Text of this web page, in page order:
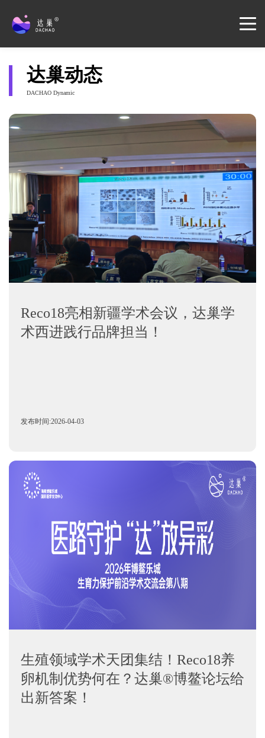
达巢动态
DACHAO Dynamic
Reco18亮相新疆学术会议，达巢学
术西进践行品牌担当！
发布时间:2026-04-03
生殖领域学术天团集结！Reco18养
卵机制优势何在？达巢®博鳌论坛给
出新答案！